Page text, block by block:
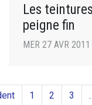
Les
peigne fin
MER 27 AVR 2011
1 2 3